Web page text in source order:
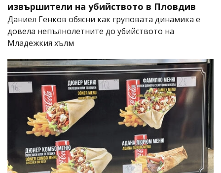
извършители на убийството в Пловдив
Даниел Генков обясни как груповата динамика е
довела непълнолетните до убийството на
Младежкия хълм